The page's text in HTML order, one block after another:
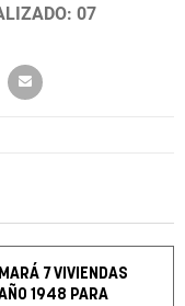
07
7 VIVIENDAS
1948 PARA